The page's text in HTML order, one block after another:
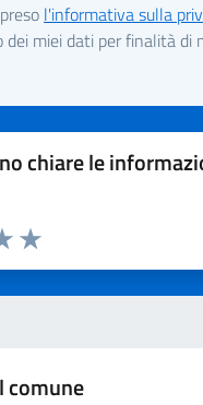
l'informativa sulla
miei dati per finalità di
chiare le
Valuta 5 stelle su 5
4 stelle su 5
3 stelle su 5
su 5
su 5
comune